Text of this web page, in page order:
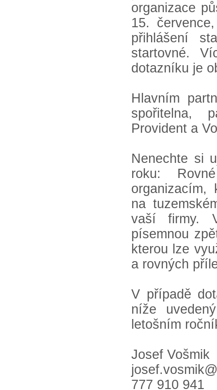
organizace
15.
přihlášení
startovné.
dotazníku je
Hlavním
spořitelna,
Provident a
Nenechte si
roku:
organizacím,
na
vaší firmy.
písemnou
kterou lze
a rovných
V případě
níže
letošním
Josef Vošmik
777 910 941